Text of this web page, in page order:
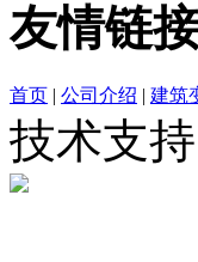
友情链
首页 | 公司介绍 | 建筑
技术支持